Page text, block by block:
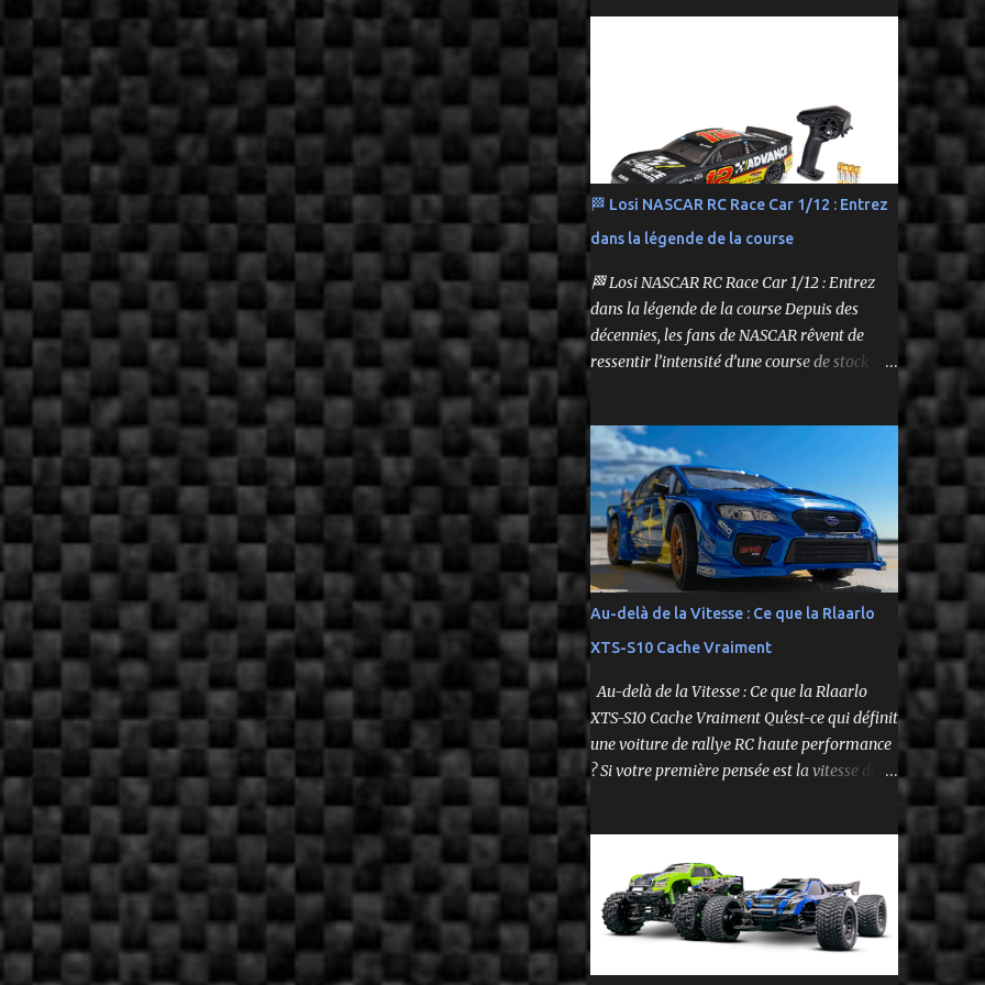
Carrosserie peinte et décorée Radio à volant
🏁 Losi NASCAR RC Race Car 1/12 : Entrez
dans la légende de la course
🏁 Losi NASCAR RC Race Car 1/12 : Entrez
dans la légende de la course Depuis des
décennies, les fans de NASCAR rêvent de
ressentir l’intensité d’une course de stock car
bolide pas comme les autres : une voiture de
course radiocommandée à l’échelle 1/12,
fidèle à l’univers NASCAR, prête à foncer sur
n’importe quelle surface plate. Voici le Losi
NASCAR RC Race Car , dans sa version Ryan
Blaney No. 12 Advance Auto Parts Ford
Mustang RTR 2025 .
Au-delà de la Vitesse : Ce que la Rlaarlo
XTS-S10 Cache Vraiment
Au-delà de la Vitesse : Ce que la Rlaarlo
XTS-S10 Cache Vraiment Qu'est-ce qui définit
une voiture de rallye RC haute performance
? Si votre première pensée est la vitesse de
pointe affichée sur la boîte, vous ne voyez
impressionnants se cachent souvent dans la
conception, les matériaux et la philosophie
du produit. Plongeons dans les aspects
surprenants qui font de cette machine bien